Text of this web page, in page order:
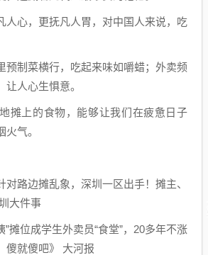
人心，更抚凡人胃，对中国人来说，吃
预制菜横行，吃起来味如嚼蜡；外卖频
人心生惧意。
摊上的食物，能够让我们在疲惫日子
气。
对路边摊乱象，深圳一区出手！摊主、
大件事
”摊位成学生外卖员“食堂”，20多年不涨
傻就傻吧》 大河报